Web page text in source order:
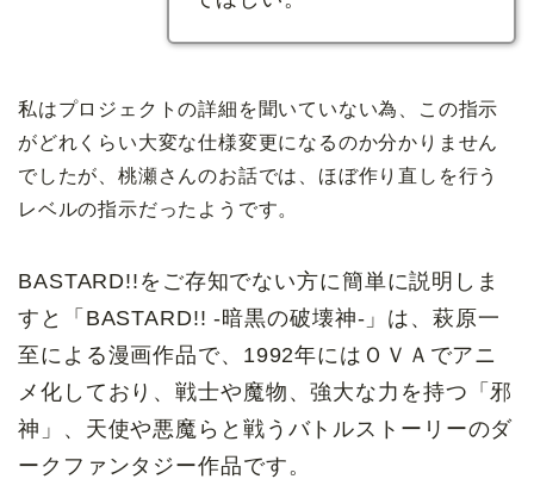
私はプロジェクトの詳細を聞いていない為、この指示
がどれくらい大変な仕様変更になるのか分かりません
でしたが、桃瀬さんのお話では、ほぼ作り直しを行う
レベルの指示だったようです。
BASTARD!!をご存知でない方に簡単に説明しま
すと「BASTARD!! -暗黒の破壊神-」は、萩原一
至による漫画作品で、1992年にはＯＶＡでアニ
メ化しており、戦士や魔物、強大な力を持つ「邪
神」、天使や悪魔らと戦うバトルストーリーのダ
ークファンタジー作品です。